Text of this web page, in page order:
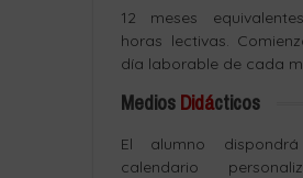
12 meses
horas lectivas.
día laborable de cada
MediosDidácticos
El alumno
calendario